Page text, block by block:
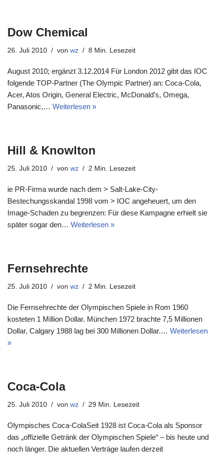
Dow Chemical
26. Juli 2010 von wz 8 Min. Lesezeit
August 2010; ergänzt 3.12.2014 Für London 2012 gibt das IOC
folgende TOP-Partner (The Olympic Partner) an: Coca-Cola,
Acer, Atos Origin, General Electric, McDonald’s, Omega,
Panasonic,… Weiterlesen »
Hill & Knowlton
25. Juli 2010 von wz 2 Min. Lesezeit
ie PR-Firma wurde nach dem > Salt-Lake-City-
Bestechungsskandal 1998 vom > IOC angeheuert, um den
Image-Schaden zu begrenzen: Für diese Kampagne erhielt sie
später sogar den… Weiterlesen »
Fernsehrechte
25. Juli 2010 von wz 2 Min. Lesezeit
Die Fernsehrechte der Olympischen Spiele in Rom 1960
kosteten 1 Million Dollar. München 1972 brachte 7,5 Millionen
Dollar, Calgary 1988 lag bei 300 Millionen Dollar.… Weiterlesen
»
Coca-Cola
25. Juli 2010 von wz 29 Min. Lesezeit
Olympisches Coca-ColaSeit 1928 ist Coca-Cola als Sponsor
das „offizielle Getränk der Olympischen Spiele“ – bis heute und
noch länger. Die aktuellen Verträge laufen derzeit